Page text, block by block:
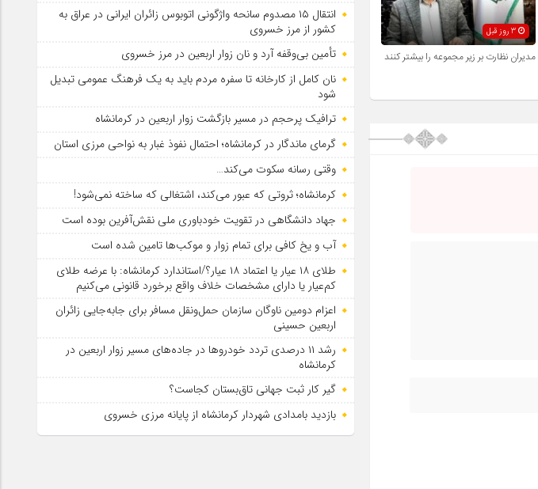
3 روز قبل
مدیران نظارت بر زیر مجموعه را بیشتر کنند
انتقال ۱۵ مصدوم سانحه واژگونی اتوبوس زائران ایرانی در عراق به
کشور از مرز خسروی
تأمین بی‌وقفه آرد و نان زوار اربعین در مرز خسروی
نان کامل از کارخانه تا سفره مردم باید به یک فرهنگ عمومی تبدیل
شود
ترافیک پرحجم در مسیر بازگشت زوار اربعین در کرمانشاه
گرمای ماندگار در کرمانشاه؛ احتمال نفوذ غبار به نواحی مرزی استان
وقتی رسانه سکوت می‌کند…
کرمانشاه؛ ثروتی که عبور می‌کند، اشتغالی که ساخته نمی‌شود!
جهاد دانشگاهی در تقویت خودباوری ملی نقش‌آفرین بوده است
آب و یخ کافی برای تمام زوار و موکب‌ها تامین شده است
طلای ۱۸ عیار یا اعتماد ۱۸ عیار؟/استاندارد کرمانشاه: با عرضه طلای
کم‌عیار یا دارای مشخصات خلاف واقع برخورد قانونی می‌کنیم
اعزام دومین ناوگان سازمان حمل‌ونقل مسافر برای جابه‌جایی زائران
اربعین حسینی
رشد ۱۱ درصدی تردد خودروها در جاده‌های مسیر زوار اربعین در
کرمانشاه
گیر کار ثبت جهانی تاق‌بستان کجاست؟
بازدید بامدادی شهردار کرمانشاه از پایانه مرزی خسروی